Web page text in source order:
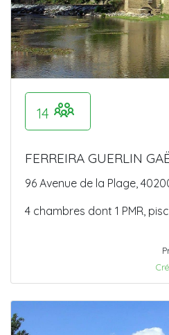
14
FERREIRA GUERLIN
96 Avenue de la Plage,
4 chambres dont 1 PMR,